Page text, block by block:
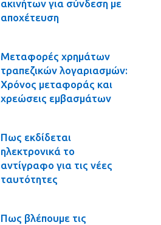
ακινήτων για σύνδεση με
αποχέτευση
Μεταφορές χρημάτων
τραπεζικών λογαριασμών:
Χρόνος μεταφοράς και
χρεώσεις εμβασμάτων
Πως εκδίδεται
ηλεκτρονικά το
αντίγραφο για τις νέες
ταυτότητες
Πως βλέπουμε τις